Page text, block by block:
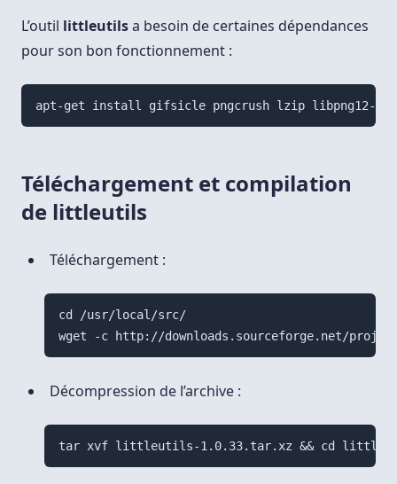
L’outil littleutilsa besoin de certaines dépendances
pour son bon fonctionnement :
Téléchargement et compilation
de littleutils
Téléchargement :
cd /usr/local/src/
Décompression de l’archive :